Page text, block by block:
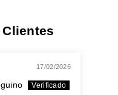
17/02/2026